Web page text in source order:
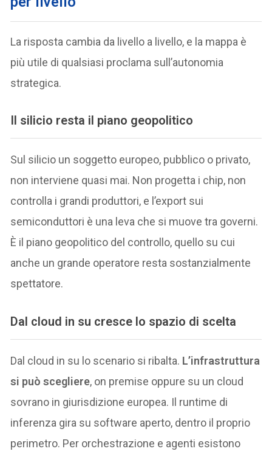
La risposta cambia da livello a livello, e la mappa è
più utile di qualsiasi proclama sull’autonomia
strategica.
Il silicio resta il piano geopolitico
Sul silicio un soggetto europeo, pubblico o privato,
non interviene quasi mai. Non progetta i chip, non
controlla i grandi produttori, e l’export sui
semiconduttori è una leva che si muove tra governi.
È il piano geopolitico del controllo, quello su cui
anche un grande operatore resta sostanzialmente
spettatore.
Dal cloud in su cresce lo spazio di scelta
Dal cloud in su lo scenario si ribalta. L’infrastruttura
si può scegliere, on premise oppure su un cloud
sovrano in giurisdizione europea. Il runtime di
inferenza gira su software aperto, dentro il proprio
perimetro. Per orchestrazione e agenti esistono